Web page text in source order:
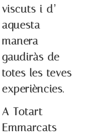
viscuts i d’
aquesta
manera
gaudiràs de
totes les teves
experiències.
A Totart
Emmarcats